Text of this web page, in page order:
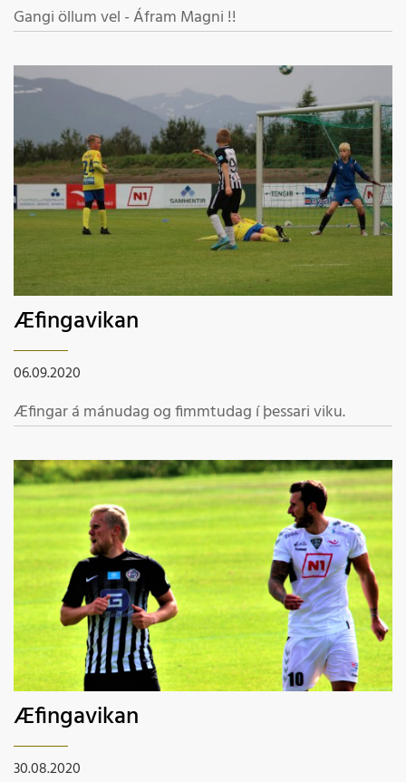
Gangi öllum vel - Áfram Magni !!
Æfingavikan
06.09.2020
Æfingar á mánudag og fimmtudag í þessari viku.
Æfingavikan
30.08.2020